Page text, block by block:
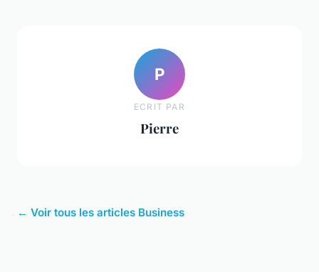
P
ECRIT PAR
Pierre
← Voir tous les articles Business